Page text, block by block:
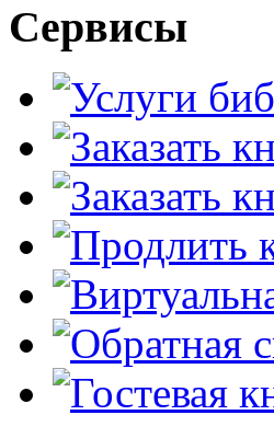
Сервисы